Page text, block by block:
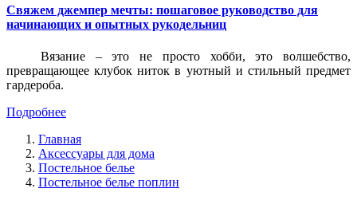
Свяжем джемпер мечты: пошаговое руководство для
начинающих и опытных рукодельниц
Вязание – это не просто хобби, это волшебство,
превращающее клубок ниток в уютный и стильный предмет
гардероба.
Подробнее
Главная
Аксессуары для дома
Постельное белье
Постельное белье поплин